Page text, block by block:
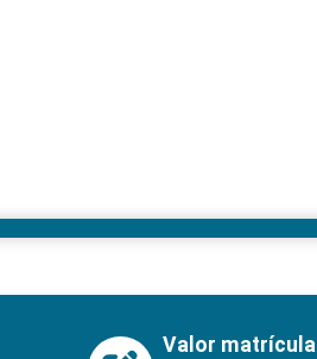
Valor matrícula